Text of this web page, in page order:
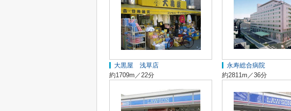
大黒屋 浅草店
約1709m／22分
永寿総合病院
約2811m／36分